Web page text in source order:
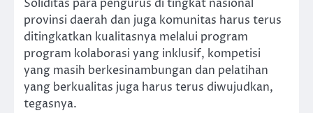
Soliditas para pengurus di tingkat nasional
provinsi daerah dan juga komunitas harus terus
ditingkatkan kualitasnya melalui program
program kolaborasi yang inklusif, kompetisi
yang masih berkesinambungan dan pelatihan
yang berkualitas juga harus terus diwujudkan,
tegasnya.